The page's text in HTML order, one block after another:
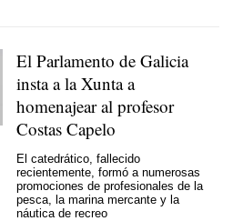
El Parlamento de Galicia
insta a la Xunta a
homenajear al profesor
Costas Capelo
El catedrático, fallecido
recientemente, formó a numerosas
promociones de profesionales de la
pesca, la marina mercante y la
náutica de recreo